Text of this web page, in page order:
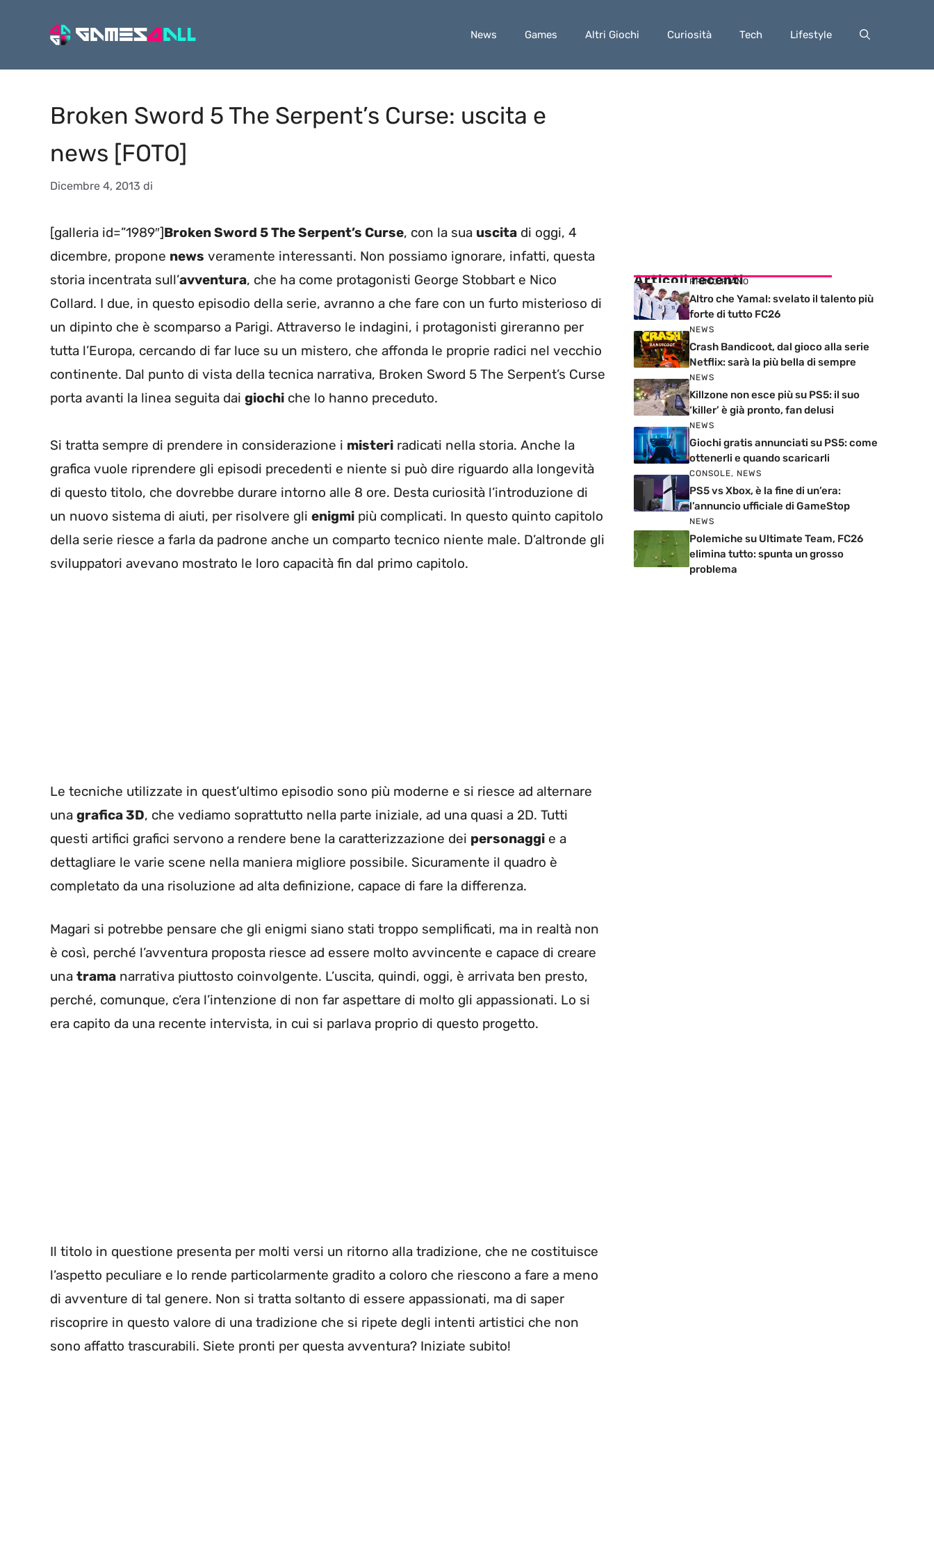
News Games Altri Giochi Curiosità Tech Lifestyle
Broken Sword 5 The Serpent’s Curse: uscita e
news [FOTO]
Dicembre 4, 2013 di
[galleria id=”1989″]Broken Sword 5 The Serpent’s Curse, con la sua uscita di oggi, 4
dicembre, propone news veramente interessanti. Non possiamo ignorare, infatti, questa
storia incentrata sull’avventura, che ha come protagonisti George Stobbart e Nico
Collard. I due, in questo episodio della serie, avranno a che fare con un furto misterioso di
un dipinto che è scomparso a Parigi. Attraverso le indagini, i protagonisti gireranno per
tutta l’Europa, cercando di far luce su un mistero, che affonda le proprie radici nel vecchio
continente. Dal punto di vista della tecnica narrativa, Broken Sword 5 The Serpent’s Curse
porta avanti la linea seguita dai giochi che lo hanno preceduto.
Si tratta sempre di prendere in considerazione i misteri radicati nella storia. Anche la
grafica vuole riprendere gli episodi precedenti e niente si può dire riguardo alla longevità
di questo titolo, che dovrebbe durare intorno alle 8 ore. Desta curiosità l’introduzione di
un nuovo sistema di aiuti, per risolvere gli enigmi più complicati. In questo quinto capitolo
della serie riesce a farla da padrone anche un comparto tecnico niente male. D’altronde gli
sviluppatori avevano mostrato le loro capacità fin dal primo capitolo.
Le tecniche utilizzate in quest’ultimo episodio sono più moderne e si riesce ad alternare
una grafica 3D, che vediamo soprattutto nella parte iniziale, ad una quasi a 2D. Tutti
questi artifici grafici servono a rendere bene la caratterizzazione dei personaggi e a
dettagliare le varie scene nella maniera migliore possibile. Sicuramente il quadro è
completato da una risoluzione ad alta definizione, capace di fare la differenza.
Magari si potrebbe pensare che gli enigmi siano stati troppo semplificati, ma in realtà non
è così, perché l’avventura proposta riesce ad essere molto avvincente e capace di creare
una trama narrativa piuttosto coinvolgente. L’uscita, quindi, oggi, è arrivata ben presto,
perché, comunque, c’era l’intenzione di non far aspettare di molto gli appassionati. Lo si
era capito da una recente intervista, in cui si parlava proprio di questo progetto.
Il titolo in questione presenta per molti versi un ritorno alla tradizione, che ne costituisce
l’aspetto peculiare e lo rende particolarmente gradito a coloro che riescono a fare a meno
di avventure di tal genere. Non si tratta soltanto di essere appassionati, ma di saper
riscoprire in questo valore di una tradizione che si ripete degli intenti artistici che non
sono affatto trascurabili. Siete pronti per questa avventura? Iniziate subito!
Articoli recenti
PRIMO PIANO
Altro che Yamal: svelato il talento più
forte di tutto FC26
NEWS
Crash Bandicoot, dal gioco alla serie
Netflix: sarà la più bella di sempre
NEWS
Killzone non esce più su PS5: il suo
‘killer’ è già pronto, fan delusi
NEWS
Giochi gratis annunciati su PS5: come
ottenerli e quando scaricarli
CONSOLE, NEWS
PS5 vs Xbox, è la fine di un’era:
l’annuncio ufficiale di GameStop
NEWS
Polemiche su Ultimate Team, FC26
elimina tutto: spunta un grosso
problema